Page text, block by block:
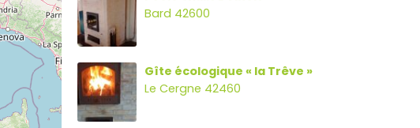
Bard 42600
Gîte écologique « la Trêve »
Le Cergne 42460